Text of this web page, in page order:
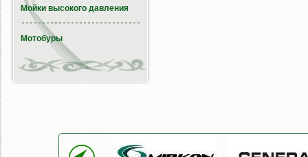
Мойки высокого давления
Мотобуры